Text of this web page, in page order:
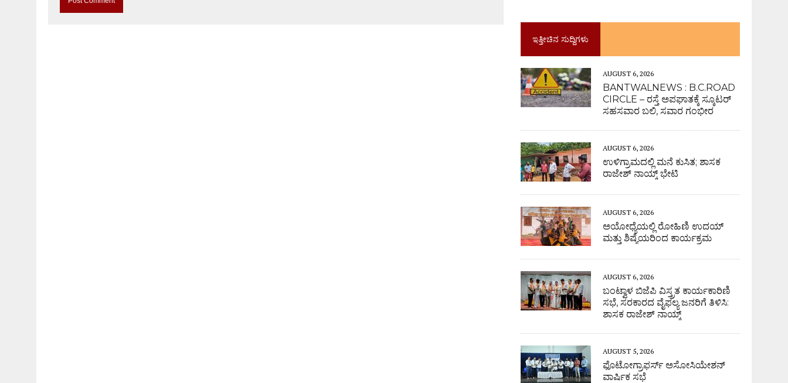
ಇತ್ತೀಚಿನ ಸುದ್ದಿಗಳು
AUGUST 6, 2026
BANTWALNEWS : B.C.ROAD
CIRCLE – ರಸ್ತೆ ಅಪಘಾತಕ್ಕೆ ಸ್ಕೂಟರ್
ಸಹಸವಾರ ಬಲಿ, ಸವಾರ ಗಂಭೀರ
AUGUST 6, 2026
ಉಳಿಗ್ರಾಮದಲ್ಲಿ ಮನೆ ಕುಸಿತ; ಶಾಸಕ
ರಾಜೇಶ್ ನಾಯ್ಕ್ ಭೇಟಿ
AUGUST 6, 2026
ಅಯೋಧ್ಯೆಯಲ್ಲಿ ರೋಹಿಣಿ ಉದಯ್
ಮತ್ತು ಶಿಷ್ಯೆಯರಿಂದ ಕಾರ್ಯಕ್ರಮ
AUGUST 6, 2026
ಬಂಟ್ವಾಳ ಬಿಜೆಪಿ ವಿಸ್ತ್ರತ ಕಾರ್ಯಕಾರಿಣಿ
ಸಭೆ, ಸರಕಾರದ ವೈಫಲ್ಯ ಜನರಿಗೆ ತಿಳಿಸಿ:
ಶಾಸಕ ರಾಜೇಶ್ ನಾಯ್ಕ್
AUGUST 5, 2026
ಫೊಟೋಗ್ರಾಫರ್ಸ್ ಅಸೋಸಿಯೇಶನ್
ವಾರ್ಷಿಕ ಸಭೆ